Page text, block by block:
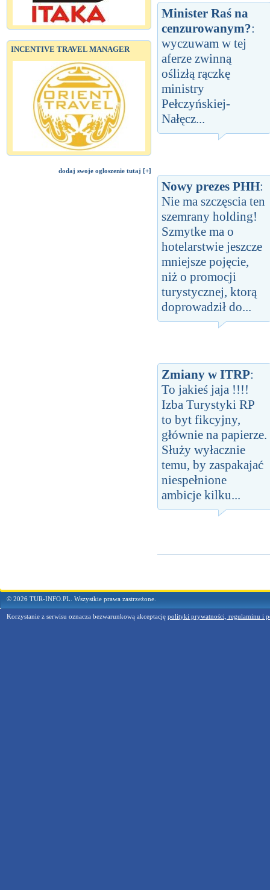
INCENTIVE TRAVEL MANAGER
dodaj swoje ogłoszenie tutaj [+]
Minister Raś na
cenzurowanym?:
wyczuwam w tej
aferze zwinną
oślizłą rączkę
ministry
Pełczyńskiej-
Nałęcz...
Nowy prezes PHH:
Nie ma szczęscia ten
szemrany holding!
Szmytke ma o
hotelarstwie jeszcze
mniejsze pojęcie,
niż o promocji
turystycznej, ktorą
doprowadził do...
Zmiany w ITRP:
To jakieś jaja !!!!
Izba Turystyki RP
to byt fikcyjny,
głównie na papierze.
Służy wyłacznie
temu, by zaspakajać
niespełnione
ambicje kilku...
© 2026 TUR-INFO.PL. Wszystkie prawa zastrzeżone.
Korzystanie z serwisu oznacza bezwarunkową akceptację polityki prywatności, regulaminu i